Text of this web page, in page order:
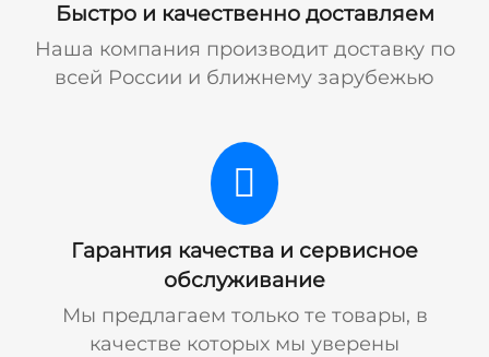
Быстро и качественно доставляем
Наша компания производит доставку по
всей России и ближнему зарубежью
Гарантия качества и сервисное
обслуживание
Мы предлагаем только те товары, в
качестве которых мы уверены